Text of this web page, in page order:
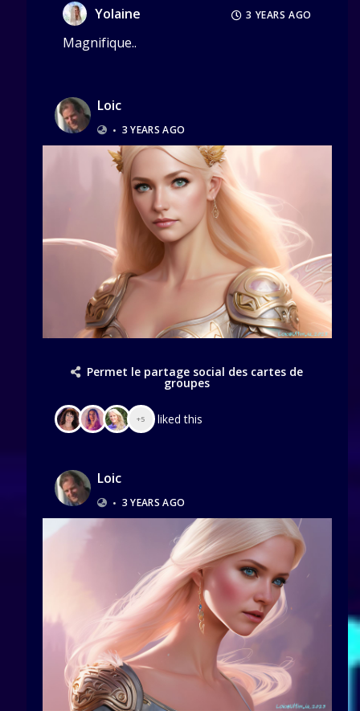
Yolaine 3 YEARS AGO
Magnifique..
Loic
• 3 YEARS AGO
Permet le partage social des cartes de
groupes
+5 liked this
Loic
• 3 YEARS AGO